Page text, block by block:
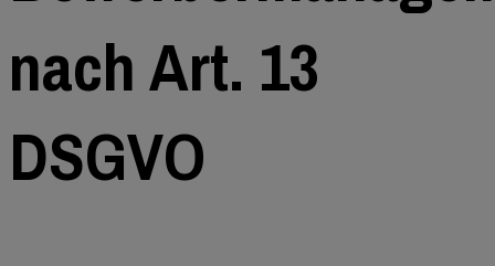
nach Art. 13
DSGVO